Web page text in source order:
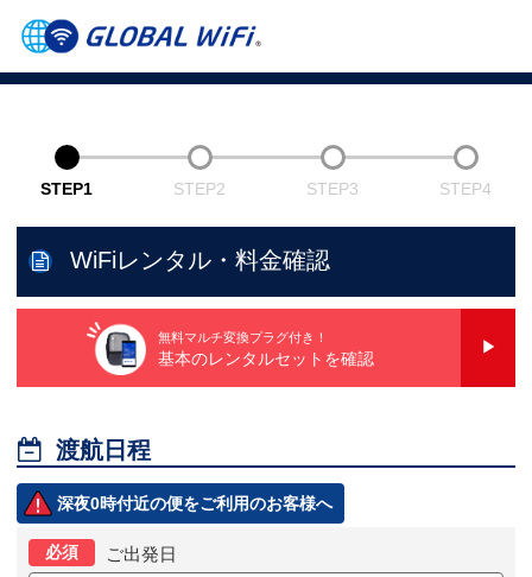
STEP1 STEP2 STEP3 STEP4
WiFiレンタル・料金確認
無料マルチ変換プラグ付き！
基本のレンタルセットを確認
 渡航日程
深夜0時付近の便をご利用のお客様へ
必須 ご出発日